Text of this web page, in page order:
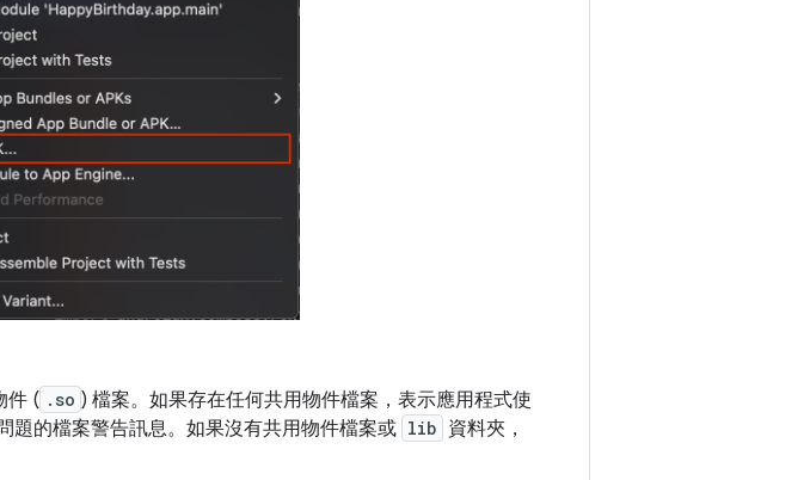
件 ( .so ) 檔案。如果存在任何共用物件檔案，表示應用程式使
題的檔案警告訊息。如果沒有共用物件檔案或 lib 資料夾，